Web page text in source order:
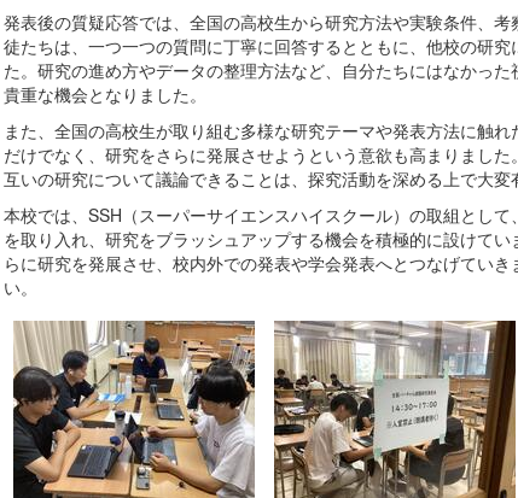
発表後の質疑応答では、全国の高校生から研究方法や実験条件、
徒たちは、一つ一つの質問に丁寧に回答するとともに、他校の研
た。研究の進め方やデータの整理方法など、自分たちにはなかっ
貴重な機会となりました。
また、全国の高校生が取り組む多様な研究テーマや発表方法に触
だけでなく、研究をさらに発展させようという意欲も高まりまし
互いの研究について議論できることは、探究活動を深める上で大変
本校では、SSH（スーパーサイエンスハイスクール）の取組とし
を取り入れ、研究をブラッシュアップする機会を積極的に設けて
らに研究を発展させ、校内外での発表や学会発表へとつなげてい
い。